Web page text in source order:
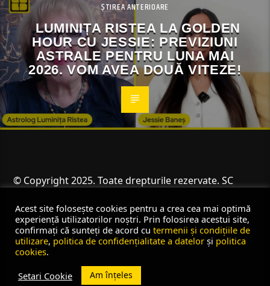
ȘTIREA ANTERIOARE
LUMINIȚA RISTEA LA GOLDEN
HOUR CU JESSIE: PREVIZIUNI
ASTRALE PENTRU LUNA MAI
2026. VOM AVEA DOUĂ VITEZE!
© Copyright 2025. Toate drepturile rezervate. SC
Acest site folosește cookies pentru a crea cea mai optimă
experiență utilizatorilor noștri. Prin folosirea acestui site,
confirmați că sunteți de acord cu termenii și condițiile de
utilizare, politica de confidențialitate a datelor și politica
cookies.
Setari Cookie
Am înțeles